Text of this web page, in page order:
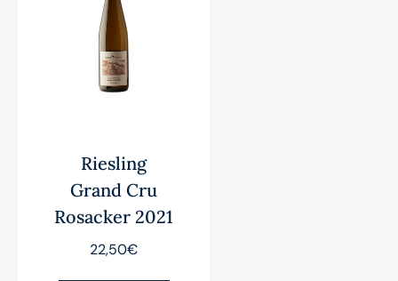
Riesling
Grand Cru
Rosacker 2021
22,50€